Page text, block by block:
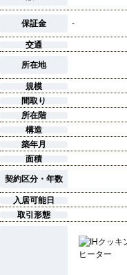
保証金 -
交通
所在地
規模
間取り
所在階
構造
築年月
面積
契約区分・年数
入居可能日
取引形態